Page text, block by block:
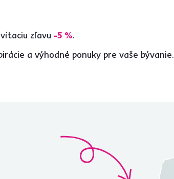
zľavu -5 %.
a výhodné ponuky pre vaše bývanie.